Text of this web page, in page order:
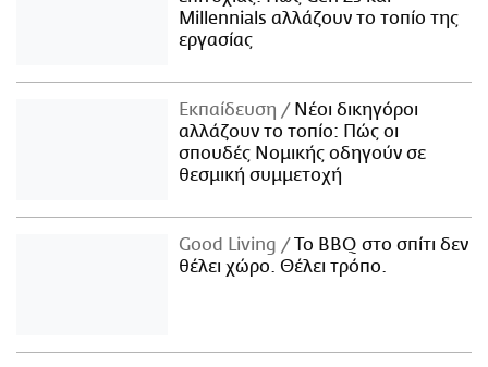
Millennials αλλάζουν το τοπίο της
εργασίας
Εκπαίδευση
Νέοι δικηγόροι
αλλάζουν το τοπίο: Πώς οι
σπουδές Νομικής οδηγούν σε
θεσμική συμμετοχή
Good Living
Το BBQ στο σπίτι δεν
θέλει χώρο. Θέλει τρόπο.